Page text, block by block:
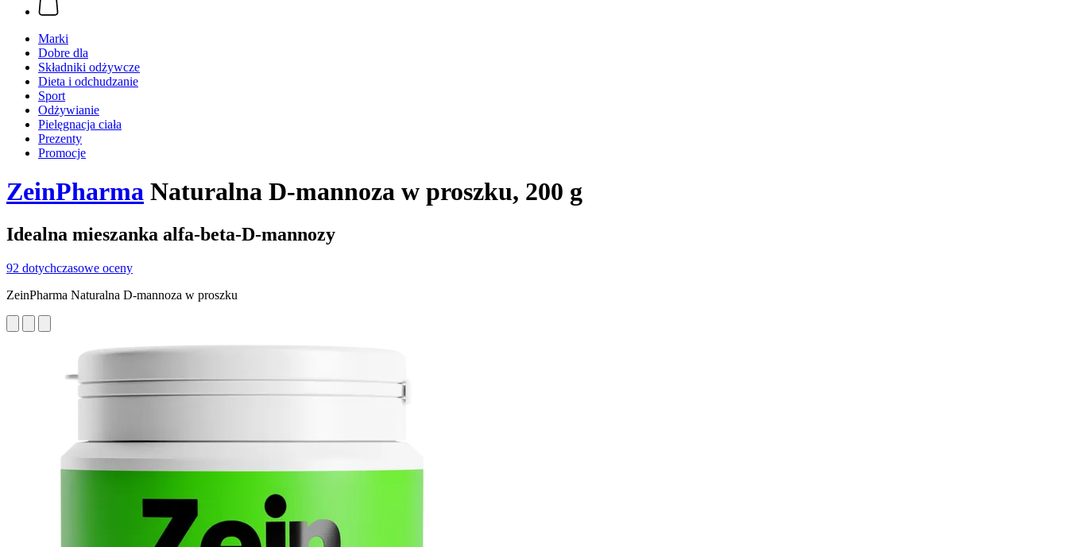
Marki
Dobre dla
Składniki odżywcze
Dieta i odchudzanie
Sport
Odżywianie
Pielęgnacja ciała
Prezenty
Promocje
ZeinPharma Naturalna D-mannoza w proszku, 200 g
Idealna mieszanka alfa-beta-D-mannozy
92 dotychczasowe oceny
ZeinPharma Naturalna D-mannoza w proszku